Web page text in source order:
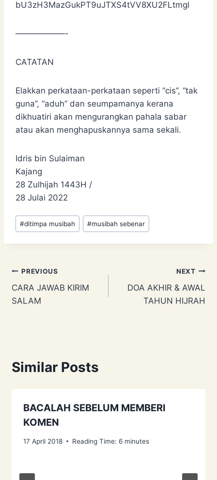
bU3zH3MazGukPT9uJTXS4tVV8XU2FLtmgl
——————-
CATATAN
Elakkan perkataan-perkataan seperti “cis”, “tak
guna”, “aduh” dan seumpamanya kerana
dikhuatiri akan mengurangkan pahala sabar
atau akan menghapuskannya sama sekali.
Idris bin Sulaiman
Kajang
28 Zulhijah 1443H /
28 Julai 2022
Post
Tags:
#ditimpa musibah #musibah sebenar
Post
navigation
PREVIOUS
CARA JAWAB KIRIM
SALAM
NEXT
DOA AKHIR & AWAL
TAHUN HIJRAH
Similar Posts
BACALAH SEBELUM MEMBERI
KOMEN
17 April 2018 Reading Time: 6 minutes